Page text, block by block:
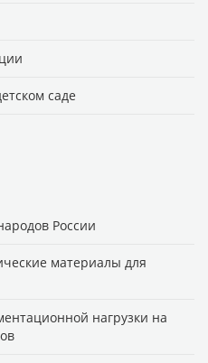
саде
России
материалы для
нагрузки на